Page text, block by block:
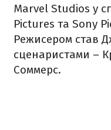
Marvel Studios у
Pictures та Sony
Режисером став
сценаристами –
Соммерс.